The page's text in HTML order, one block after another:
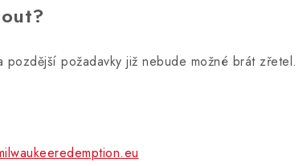
pozdější požadavky již nebude možné brát zřetel.